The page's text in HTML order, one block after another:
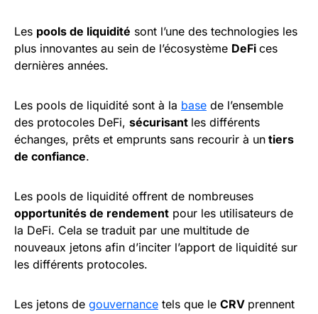
Les pools de liquidité sont l’une des technologies les
plus innovantes au sein de l’écosystème DeFi ces
dernières années.
Les pools de liquidité sont à la base de l’ensemble
des protocoles DeFi, sécurisant les différents
échanges, prêts et emprunts sans recourir à un tiers
de confiance.
Les pools de liquidité offrent de nombreuses
opportunités de rendement pour les utilisateurs de
la DeFi. Cela se traduit par une multitude de
nouveaux jetons afin d’inciter l’apport de liquidité sur
les différents protocoles.
Les jetons de gouvernance tels que le CRV prennent